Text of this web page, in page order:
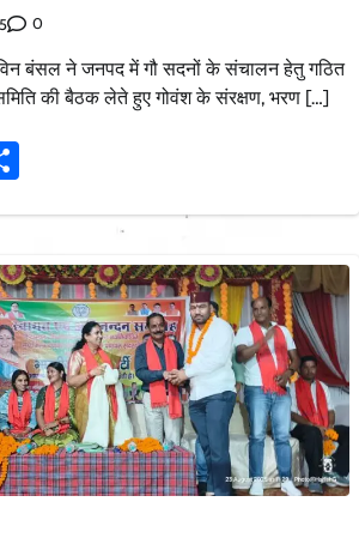
0
बंसल ने जनपद में गौ सदनों के संचालन हेतु गठित
की बैठक लेते हुए गोवंश के संरक्षण, भरण […]